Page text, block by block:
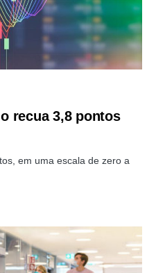
recua 3,8 pontos
em uma escala de zero a